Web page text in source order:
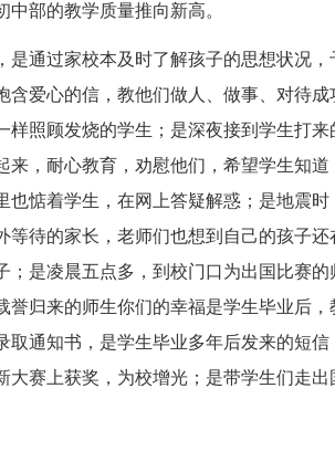
部的教学质量推向新高。
是通过家校本及时了解孩子的思想状况
含爱心的信，教他们做人、做事、对待
样照顾发烧的学生；是深夜接到学生打
来，耐心教育，劝慰他们，希望学生知
也惦着学生，在网上答疑解惑；是地震
等待的家长，老师们也想到自己的孩子
；是凌晨五点多，到校门口为出国比赛
誉归来的师生你们的幸福是学生毕业后
取通知书，是学生毕业多年后发来的短
大赛上获奖，为校增光；是带学生们走